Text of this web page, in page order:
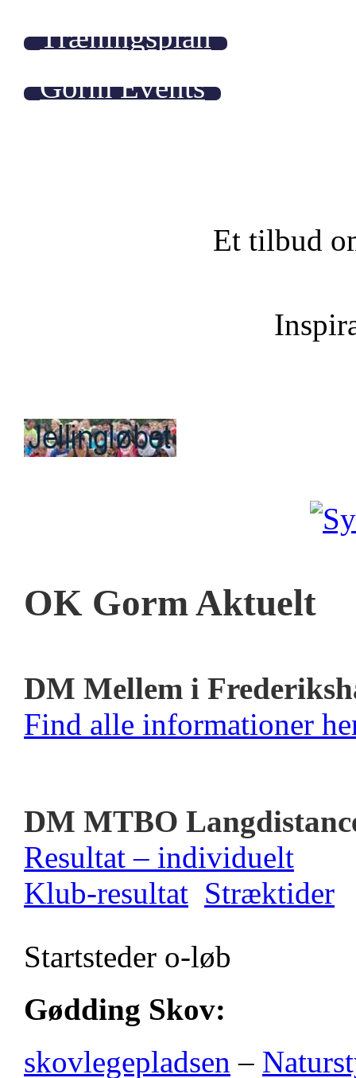
Træningsplan
Gorm Events
Et tilbud
OK Gorm Aktuelt
DM Mellem i
Find alle informationer
DM MTBO
Resultat – individuelt
Klub-resultat Stræktider
Startsteder o-løb
Gødding Skov:
skovlegepladsen –